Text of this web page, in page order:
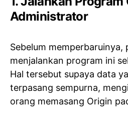
Administrator
Sebelum memperbaruinya,
menjalankan program ini
Hal tersebut supaya data
terpasang sempurna,
orang memasang Origin